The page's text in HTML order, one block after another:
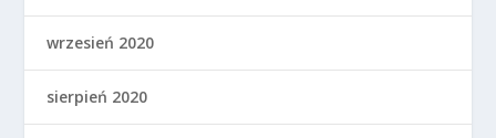
wrzesień 2020
sierpień 2020